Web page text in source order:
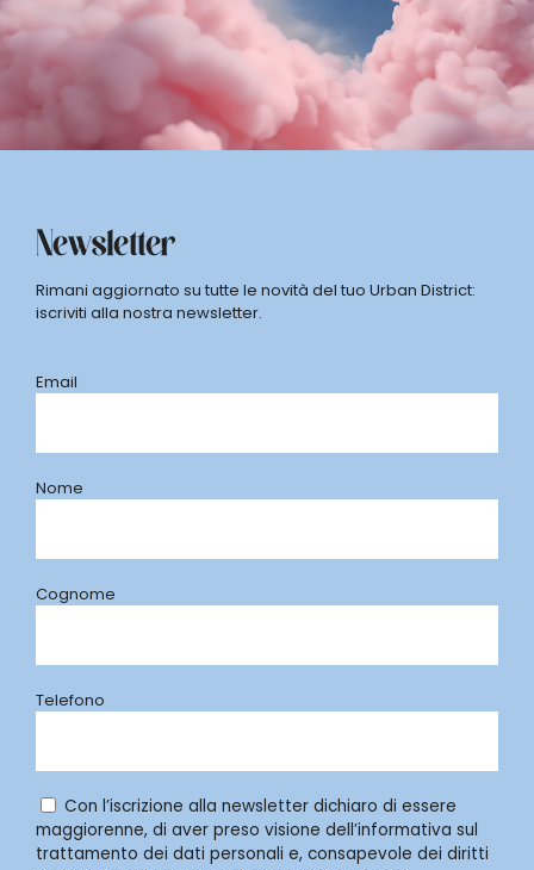
Newsletter
Rimani aggiornato su tutte le novità del tuo Urban District:
iscriviti alla nostra newsletter.
Email
Nome
Cognome
Telefono
Con l’iscrizione alla newsletter dichiaro di essere
maggiorenne, di aver preso visione dell’informativa sul
trattamento dei dati personali e, consapevole dei diritti